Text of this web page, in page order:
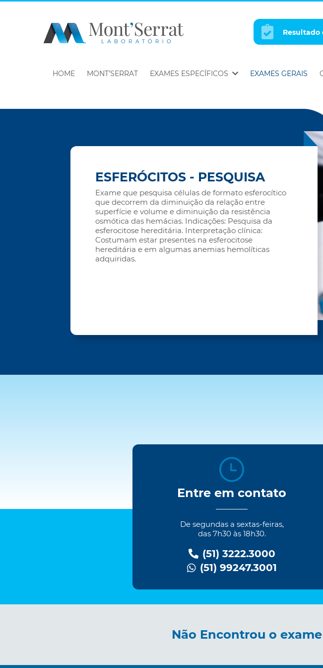
Resultado
HOME MONT’SERRAT EXAMES ESPECÍFICOS EXAMES GERAIS
ESFERÓCITOS - PESQUISA
Exame que pesquisa células de formato esferocítico
que decorrem da diminuição da relação entre
superfície e volume e diminuição da resistência
osmótica das hemácias. Indicações: Pesquisa da
esferocitose hereditária. Interpretação clínica:
Costumam estar presentes na esferocitose
hereditária e em algumas anemias hemolíticas
adquiridas.
Entre em contato
De segundas a sextas-feiras,
das 7h30 às 18h30.
(51) 3222.3000
(51) 99247.3001
Não Encontrou o